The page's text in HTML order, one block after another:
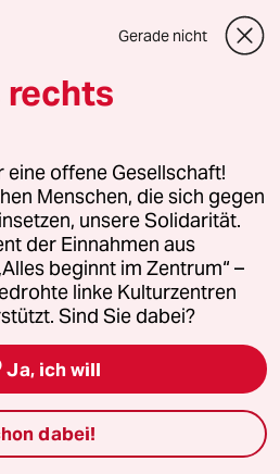
Gerade nicht
rechts
offene Gesellschaft!
Menschen, die sich gegen
unsere Solidarität.
der Einnahmen aus
beginnt im Zentrum“ –
linke Kulturzentren
Sind Sie dabei?
Ja, ich will
dabei!